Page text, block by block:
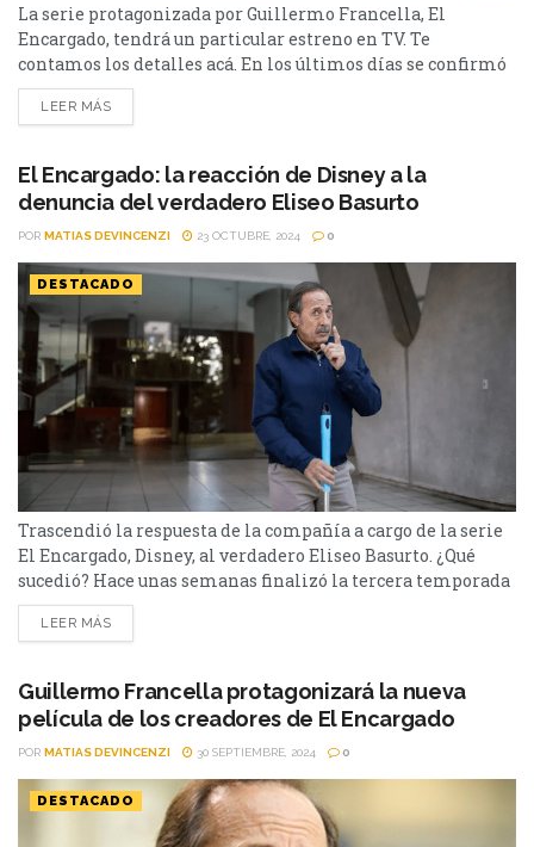
La serie protagonizada por Guillermo Francella, El
Encargado, tendrá un particular estreno en TV. Te
contamos los detalles acá. En los últimos días se confirmó
que la exitosa serie protagonizada por Guillermo
Francella, El Encargado, llega a un canal de aire, tras el
consolidándose como un éxito rotundo. La popular
comedia dramática sobre la vida...
LEER MÁS
El Encargado: la reacción de Disney a la
denuncia del verdadero Eliseo Basurto
POR MATIAS DEVINCENZI 23 OCTUBRE, 2024 0
DESTACADO
Trascendió la respuesta de la compañía a cargo de la serie
El Encargado, Disney, al verdadero Eliseo Basurto. ¿Qué
sucedió? Hace unas semanas finalizó la tercera temporada
de El Encargado. La comedia dramática argentina fue el
gran éxito de Star+/Disney+ del 2022 acá. La serie sigue la
un importante edificio y,...
LEER MÁS
Guillermo Francella protagonizará la nueva
película de los creadores de El Encargado
POR MATIAS DEVINCENZI 30 SEPTIEMBRE, 2024 0
DESTACADO